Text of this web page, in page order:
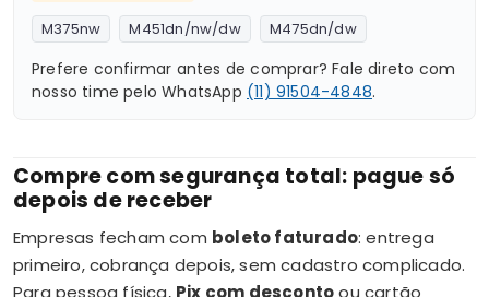
M375nw
M451dn/nw/dw M475dn/dw
Prefere confirmar antes de comprar? Fale direto com
nosso time pelo WhatsApp (11) 91504-4848.
Compre com segurança total: pague só
depois de receber
Empresas fecham com boleto faturado: entrega
primeiro, cobrança depois, sem cadastro complicado.
Para pessoa física, Pix com descontoou cartão